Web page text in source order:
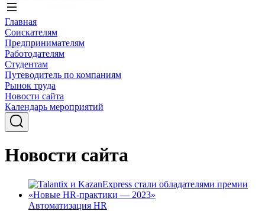
Главная
Соискателям
Предпринимателям
Работодателям
Студентам
Путеводитель по компаниям
Рынок труда
Новости сайта
Календарь мероприятий
Новости сайта
Автоматизация HR